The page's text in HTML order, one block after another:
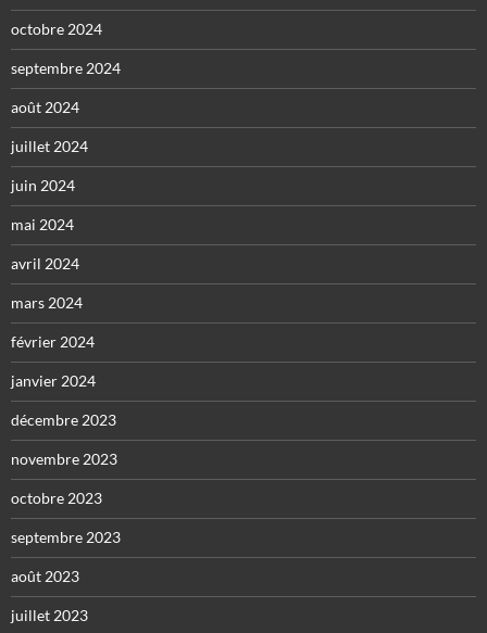
octobre 2024
septembre 2024
août 2024
juillet 2024
juin 2024
mai 2024
avril 2024
mars 2024
février 2024
janvier 2024
décembre 2023
novembre 2023
octobre 2023
septembre 2023
août 2023
juillet 2023